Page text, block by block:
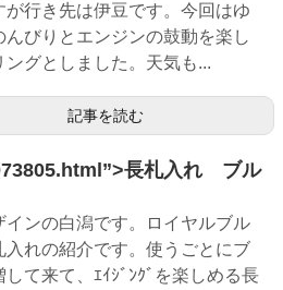
が行き先は伊豆です。今回はゆ
んびりとエンジンの鼓動を楽し
ングとしました。天気も...
記事を読む
長札入れ ブル
インの白潟です。ロイヤルブル
入れの紹介です。使うごとにブ
して来て、ｴｲｼﾞﾝｸﾞを楽しめる長